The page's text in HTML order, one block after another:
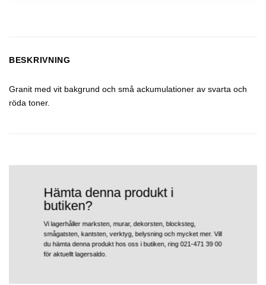
BESKRIVNING
Granit med vit bakgrund och små ackumulationer av svarta och
röda toner.
Hämta denna produkt i
butiken?
Vi lagerhåller marksten, murar, dekorsten, blocksteg,
smågatsten, kantsten, verktyg, belysning och mycket mer. Vill
du hämta denna produkt hos oss i butiken, ring 021-471 39 00
för aktuellt lagersaldo.